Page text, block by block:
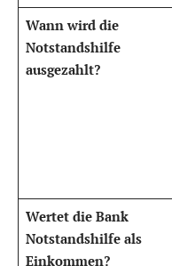
Wann wird die
Notstandshilfe
ausgezahlt?
Wertet die Bank
Notstandshilfe als
Einkommen?